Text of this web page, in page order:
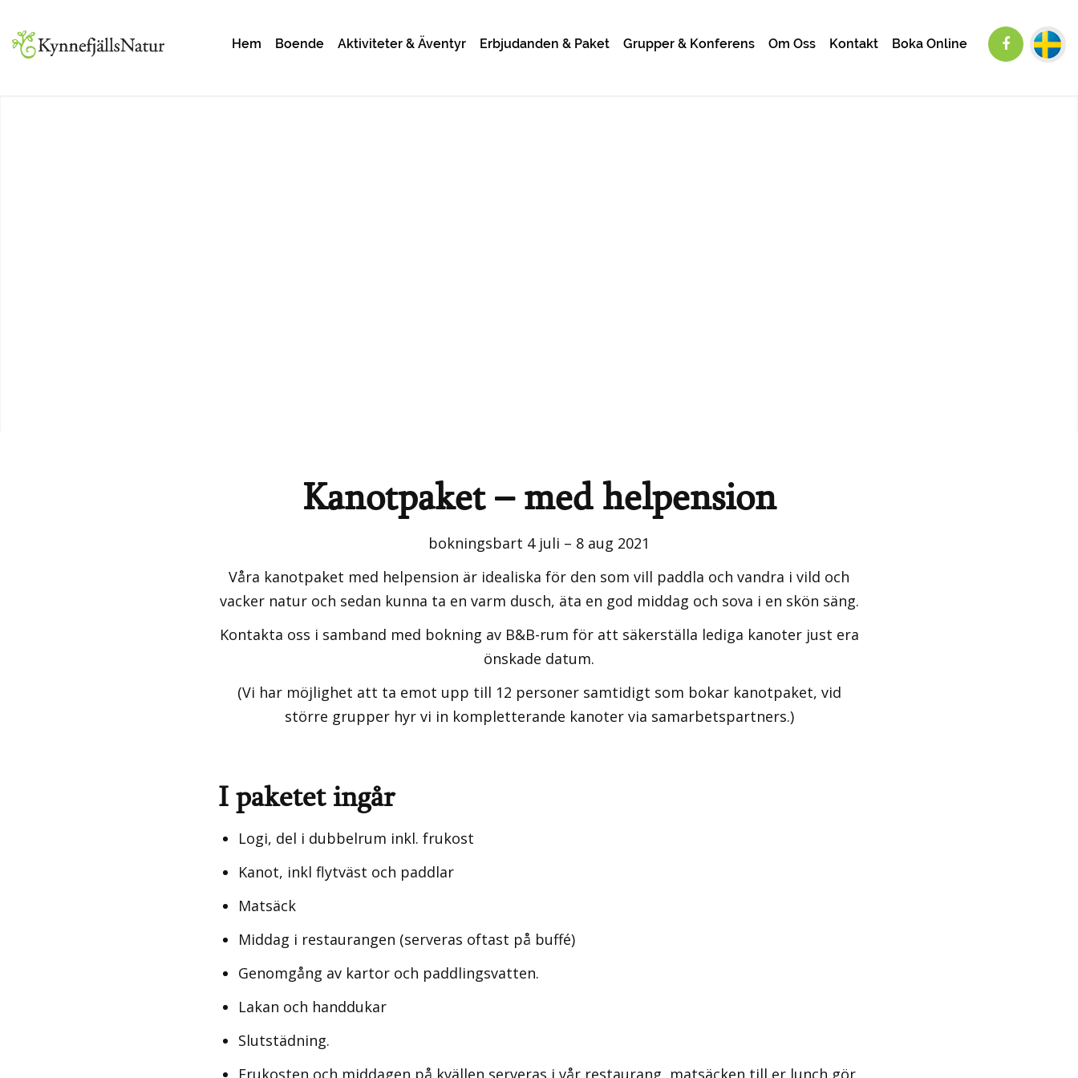
Hem Boende Aktiviteter & Äventyr Erbjudanden & Paket Grupper & Konferens Om Oss Kontakt Boka Online
Kanotpaket – med helpension
bokningsbart 4 juli – 8 aug 2021
Våra kanotpaket med helpension är idealiska för den som vill paddla och vandra i vild och
vacker natur och sedan kunna ta en varm dusch, äta en god middag och sova i en skön säng.
Kontakta oss i samband med bokning av B&B-rum för att säkerställa lediga kanoter just era
önskade datum.
(Vi har möjlighet att ta emot upp till 12 personer samtidigt som bokar kanotpaket, vid
större grupper hyr vi in kompletterande kanoter via samarbetspartners.)
I paketet ingår
Logi, del i dubbelrum inkl. frukost
Kanot, inkl flytväst och paddlar
Matsäck
Middag i restaurangen (serveras oftast på buffé)
Genomgång av kartor och paddlingsvatten.
Lakan och handdukar
Slutstädning.
Frukosten och middagen på kvällen serveras i vår restaurang, matsäcken till er lunch gör